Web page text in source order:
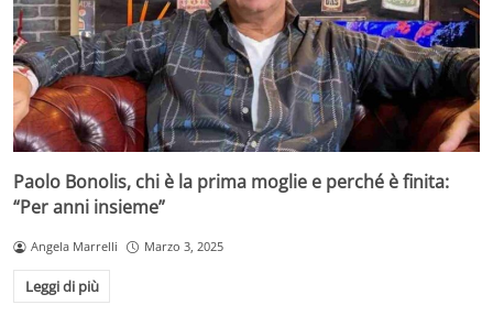
Paolo Bonolis, chi è la prima moglie e perché è finita:
“Per anni insieme”
Angela Marrelli Marzo 3, 2025
Leggi di più